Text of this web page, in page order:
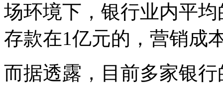
场环境下，银行业内平
存款在1亿元的，营销成
而据透露，目前多家银